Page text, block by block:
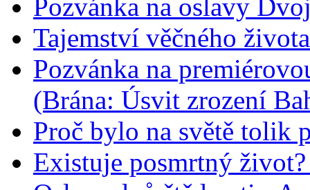
Pozvánka na oslavy
Tajemství věčného života
Pozvánka na
(Brána: Úsvit zrození
Proč bylo na světě tolik
Existuje posmrtný